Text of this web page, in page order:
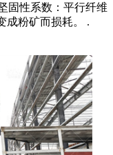
固性系数：平行纤维
成粉矿而损耗。 .